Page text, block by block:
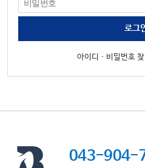
로그
아이디ㆍ비밀번호 찾
043-904-